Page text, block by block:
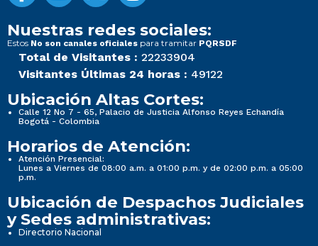
Nuestras redes sociales:
Estos No son canales oficiales para tramitar PQRSDF
Total de Visitantes : 22233904
Visitantes Últimas 24 horas : 49122
Ubicación Altas Cortes:
Calle 12 No 7 - 65, Palacio de Justicia Alfonso Reyes Echandía
Bogotá - Colombia
Horarios de Atención:
Atención Presencial:
Lunes a Viernes de 08:00 a.m. a 01:00 p.m. y de 02:00 p.m. a 05:00
p.m.
Ubicación de Despachos Judiciales
y Sedes administrativas:
Directorio Nacional